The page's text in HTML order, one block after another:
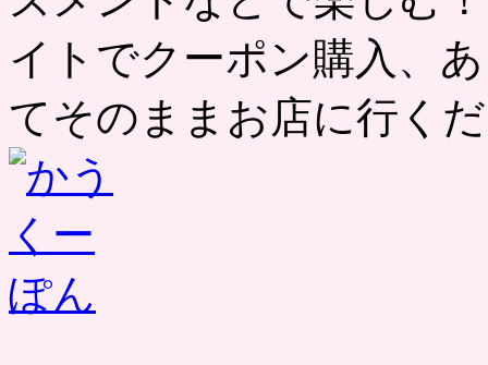
イトでクーポン購入、
てそのままお店に行く